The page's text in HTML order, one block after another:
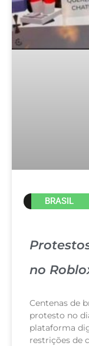
BRASIL
no
Centenas de
protesto no
plataforma
restrições de